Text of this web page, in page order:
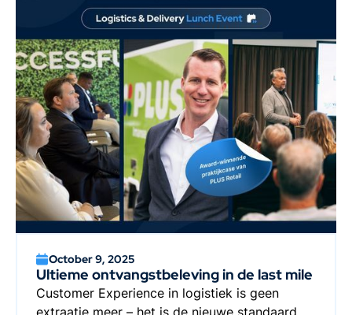
October 9, 2025
Ultieme ontvangstbeleving in de last mile
Customer Experience in logistiek is geen